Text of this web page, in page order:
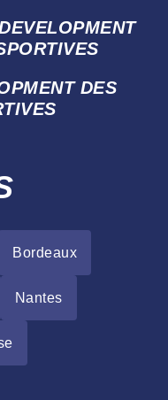
DES
Bordeaux
Nantes